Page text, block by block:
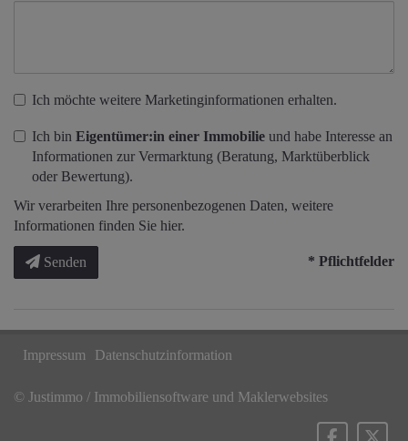
Ich möchte weitere Marketinginformationen erhalten.
Ich bin Eigentümer:in einer Immobilie und habe Interesse an
Informationen zur Vermarktung (Beratung, Marktüberblick
oder Bewertung).
Wir verarbeiten Ihre personenbezogenen Daten, weitere
Informationen finden Sie hier.
Senden * Pflichtfelder
Impressum Datenschutzinformation
© Justimmo / Immobiliensoftware und Maklerwebsites